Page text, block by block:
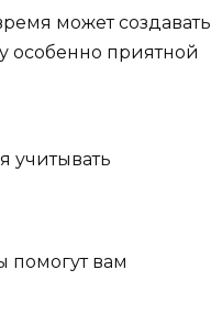
может создавать
особенно приятной
учитывать
вам